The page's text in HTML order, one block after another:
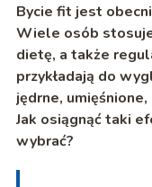
Bycie fit jest
Wiele osób
dietę, a także
przykładają do
jędrne,
Jak osiągnąć taki
wybrać?